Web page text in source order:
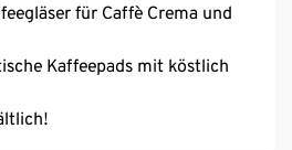
für Caffè Crema und
Kaffeepads mit köstlich